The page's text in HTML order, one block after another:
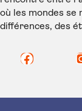
où les mondes se
différences, des